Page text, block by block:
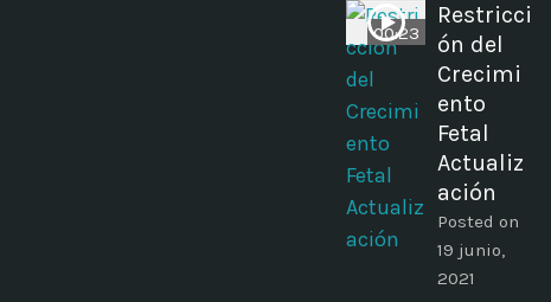
00:23
Restricci
ón del
Crecimi
ento
Fetal
Actualiz
ación
Posted on
19 junio,
2021